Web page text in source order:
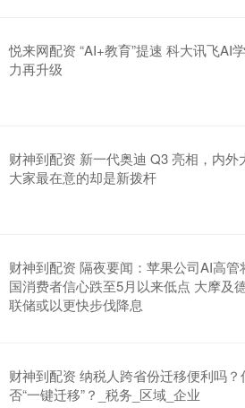
悦来网配资 “AI+教育”提速 科大讯飞AI
力再升级
财神到配资 新一代奥迪 Q3 亮相，内外
大家最在意的却是新拨杆
财神到配资 隔夜要闻：苹果公司AI高管
国消费者信心跌至5月以来低点 大摩及
联储或以更快步伐降息
财神到配资 纳税人跨省份迁移便利吗？
否“一键迁移”？_税务_区域_企业